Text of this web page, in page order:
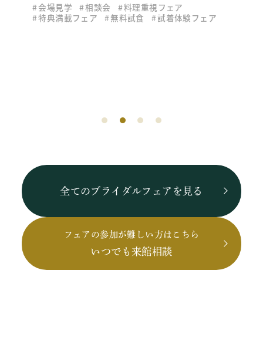
会場見学
相談会
料理重視フェア
特典満載フェア
無料試食 試着体験フェア
全てのブライダルフェアを見る
フェアの参加が難しい方はこちら
いつでも来館相談